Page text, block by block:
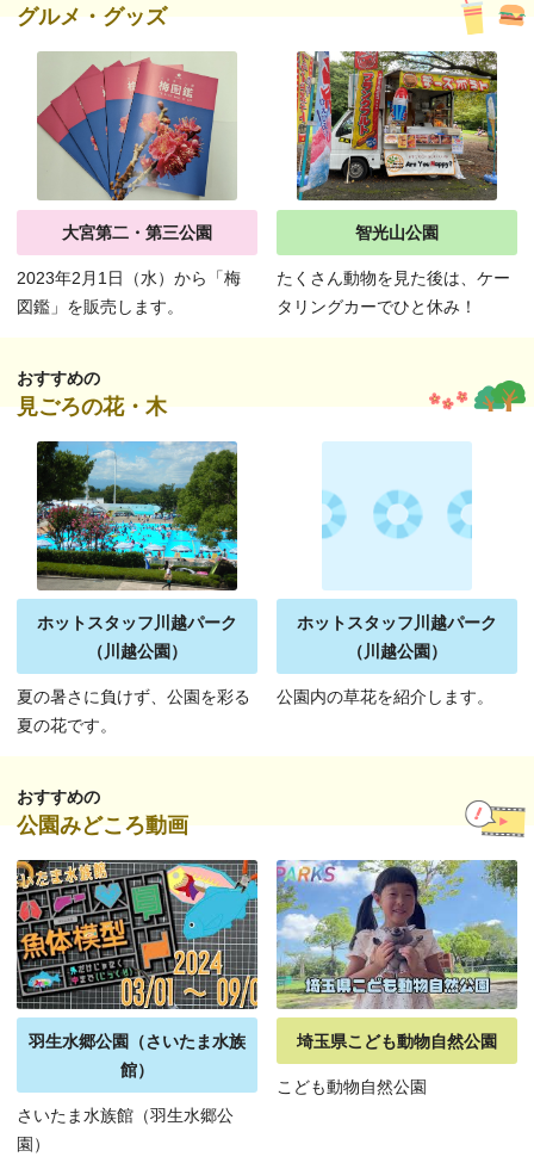
グルメ・グッズ
大宮第二・第三公園
2023年2月1日（水）から「梅
図鑑」を販売します。
智光山公園
たくさん動物を見た後は、ケー
タリングカーでひと休み！
おすすめの
見ごろの花・木
ホットスタッフ川越パーク
（川越公園）
夏の暑さに負けず、公園を彩る
夏の花です。
ホットスタッフ川越パーク
（川越公園）
公園内の草花を紹介します。
おすすめの
公園みどころ動画
羽生水郷公園（さいたま水族
館）
さいたま水族館（羽生水郷公
園）
埼玉県こども動物自然公園
こども動物自然公園